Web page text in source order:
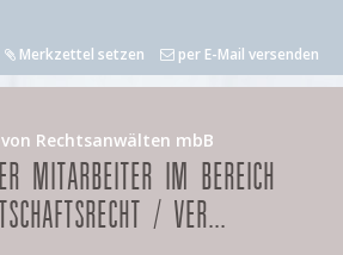
Merkzettel setzen per E-Mail versenden
Rechtsanwälten mbB
MITARBEITER IM BEREICH
/ VER...